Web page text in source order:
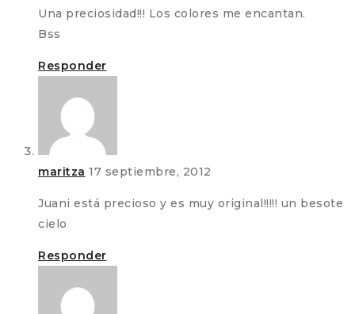
Una preciosidad!!! Los colores me encantan.
Bss
Responder
maritza 17 septiembre, 2012
Juani está precioso y es muy original!!!!! un besote
cielo
Responder